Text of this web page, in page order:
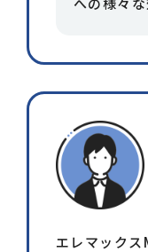
水溶性銅
注意事項
夏季日中
エレマックス